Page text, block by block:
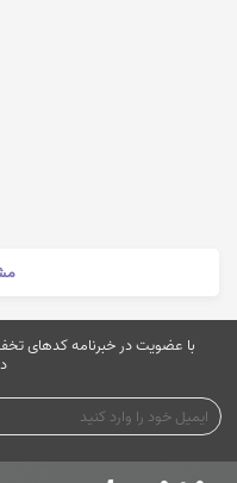
با عضویت در خبرنامه کدهای